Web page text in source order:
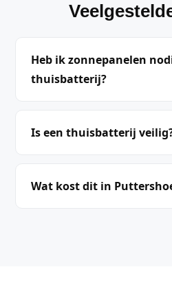
Heb ik zonnepanelen
thuisbatterij?
Is een thuisbatterij
Wat kost dit in